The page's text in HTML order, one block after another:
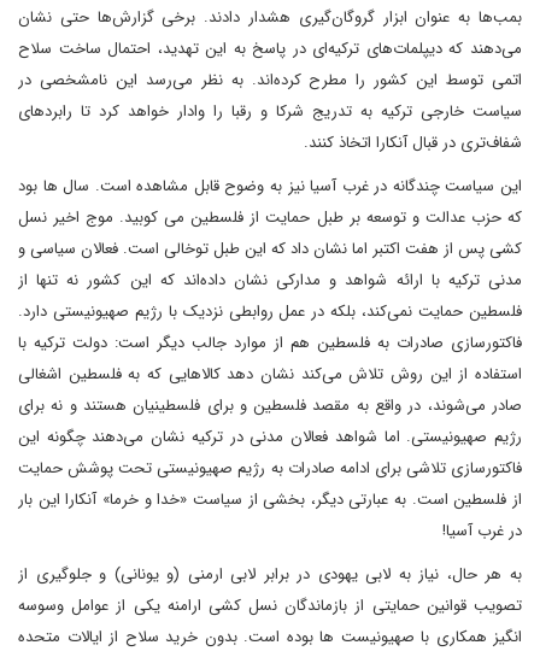
بمب‌ها به عنوان ابزار گروگان‌گیری هشدار دادند. برخی گزارش‌ها حتی نشان
می‌دهند که دیپلمات‌های ترکیه‌ای در پاسخ به این تهدید، احتمال ساخت سلاح
اتمی توسط این کشور را مطرح کرده‌اند. به نظر می‌رسد این نامشخصی در
سیاست خارجی ترکیه به تدریج شرکا و رقبا را وادار خواهد کرد تا رابردهای
شفاف‌تری در قبال آنکارا اتخاذ کنند.
این سیاست چندگانه در غرب آسیا نیز به وضوح قابل مشاهده است. سال ها بود
که حزب عدالت و توسعه بر طبل حمایت از فلسطین می کوبید. موج اخیر نسل
کشی پس از هفت اکتبر اما نشان داد که این طبل توخالی است. فعالان سیاسی و
مدنی ترکیه با ارائه شواهد و مدارکی نشان داده‌اند که این کشور نه تنها از
فلسطین حمایت نمی‌کند، بلکه در عمل روابطی نزدیک با رژیم صهیونیستی دارد.
فاکتورسازی صادرات به فلسطین هم از موارد جالب دیگر است: دولت ترکیه با
استفاده از این روش تلاش می‌کند نشان دهد کالاهایی که به فلسطین اشغالی
صادر می‌شوند، در واقع به مقصد فلسطین و برای فلسطینیان هستند و نه برای
رژیم صهیونیستی. اما شواهد فعالان مدنی در ترکیه نشان می‌دهند چگونه این
فاکتورسازی تلاشی برای ادامه صادرات به رژیم صهیونیستی تحت پوشش حمایت
از فلسطین است. به عبارتی دیگر، بخشی از سیاست «خدا و خرما» آنکارا این بار
در غرب آسیا!
به هر حال، نیاز به لابی یهودی در برابر لابی ارمنی (و یونانی) و جلوگیری از
تصویب قوانین حمایتی از بازماندگان نسل کشی ارامنه یکی از عوامل وسوسه
انگیز همکاری با صهیونیست ها بوده است. بدون خرید سلاح از ایالات متحده